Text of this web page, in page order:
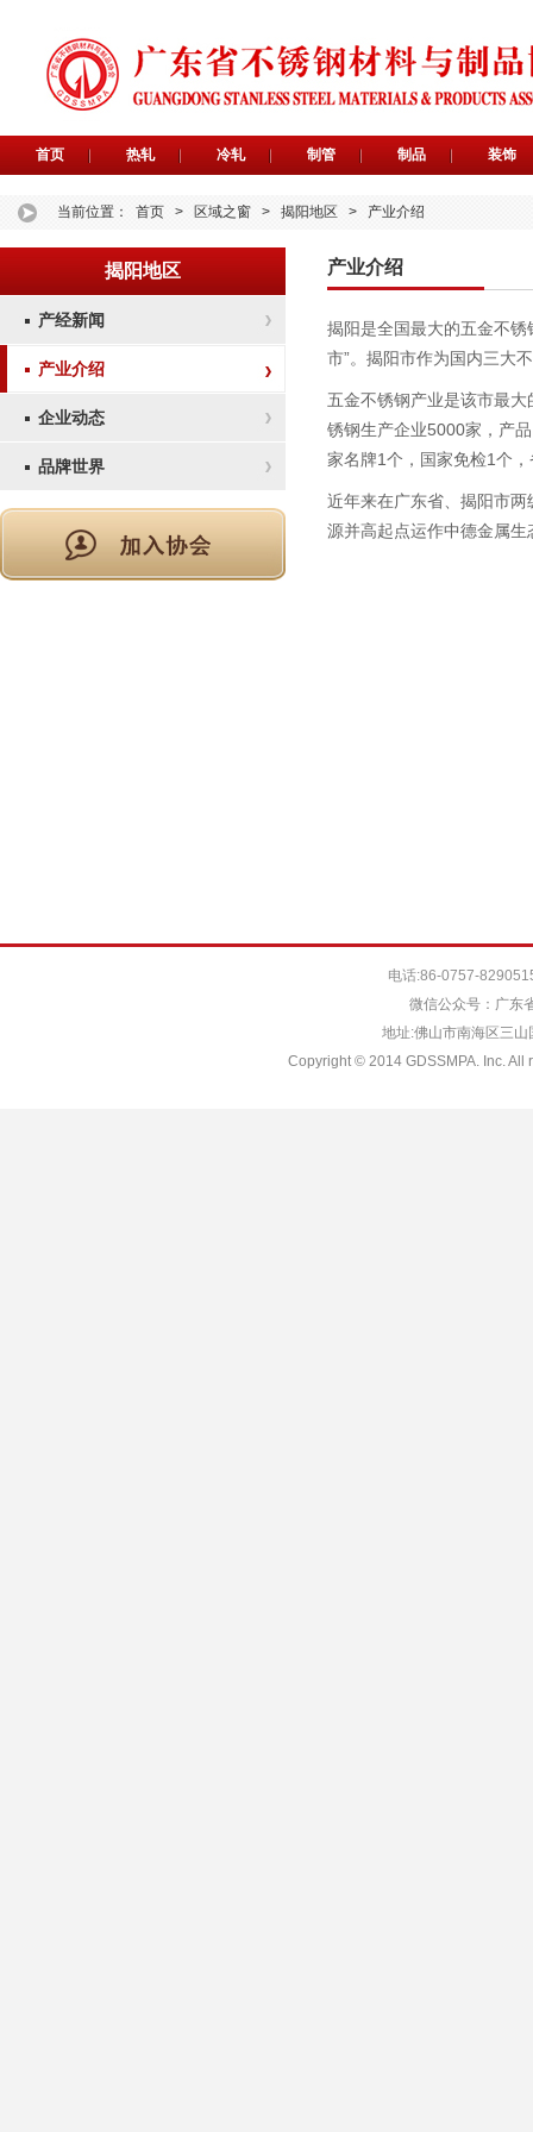
首页 热轧 冷轧 制管 制品 装饰
当前位置： 首页 > 区域之窗 > 揭阳地区 > 产业介绍
揭阳地区
产经新闻
产业介绍
企业动态
品牌世界
产业介绍
揭阳是全国最大的五金不
市”。揭阳市作为国内三大
五金不锈钢产业是该市最
锈钢生产企业5000家，产
家名牌1个，国家免检1个
近年来在广东省、揭阳市
源并高起点运作中德金属生
电话:86-0757-
微信公众号：广东
地址:佛山市南海区三
Copyright © 2014 GDSSMPA. Inc. All